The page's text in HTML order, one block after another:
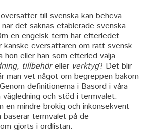
till svenska kan behöva
det saknas etablerade svenska
en engelsk term har efterledet
kanske översättaren om rätt svensk
hon eller han som efterled välja
tillbehöreller verktyg? Det blir
man vet något om begreppen bakom
definitionerna i Basord i våra
vägledning och stöd i termvalet.
en mindre brokig och inkonsekvent
termvalet på de
gjorts i ordlistan.